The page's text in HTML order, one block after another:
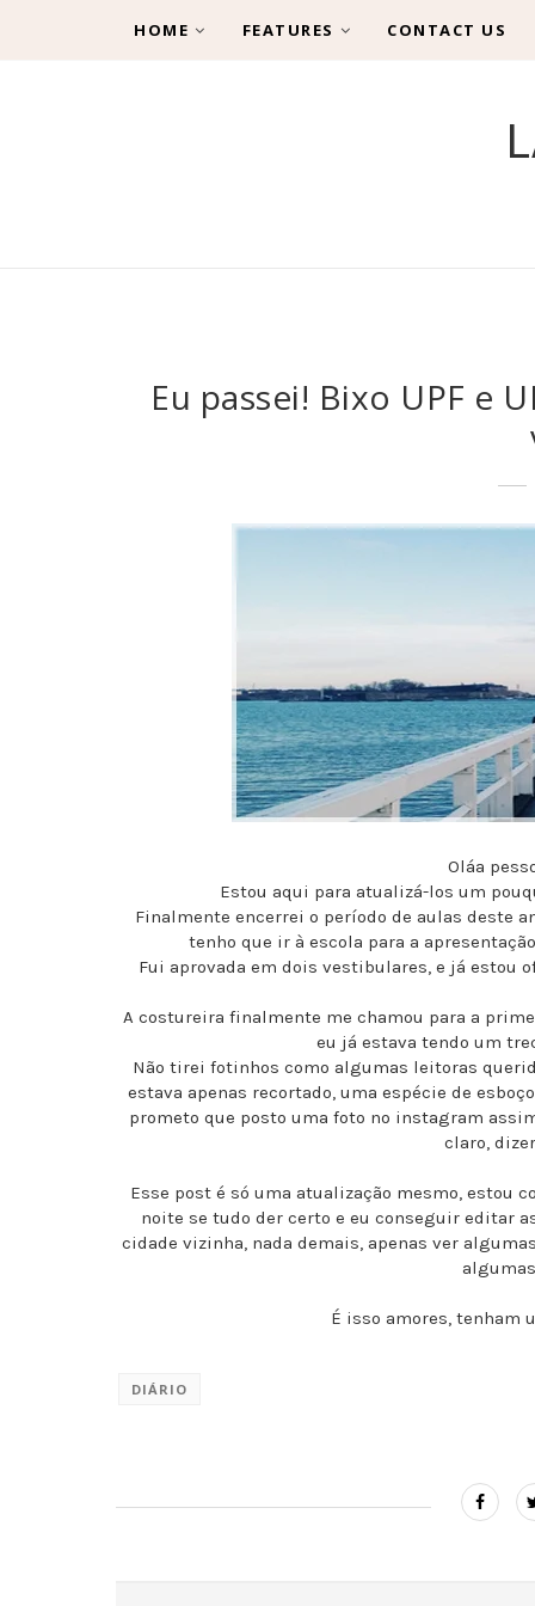
HOME FEATURES CONTACT US
Eu passei! Bixo UPF e
Oláa
Estou aqui para atualizá-los um
Finalmente encerrei o período de aulas deste
tenho que ir à escola para a
Fui aprovada em dois vestibulares, e já
A costureira finalmente me chamou para a
eu já estava tendo um
Não tirei fotinhos como algumas leitoras
estava apenas recortado, uma espécie de
prometo que posto uma foto no instagram
claro,
Esse post é só uma atualização mesmo, estou
noite se tudo der certo e eu conseguir editar
cidade vizinha, nada demais, apenas ver
É isso amores, tenham
DIÁRIO